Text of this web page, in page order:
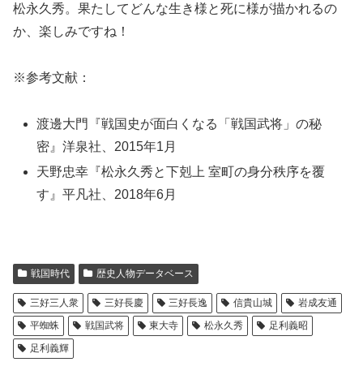
松永久秀。果たしてどんな生き様と死に様が描かれるの
か、楽しみですね！
※参考文献：
渡邊大門『戦国史が面白くなる「戦国武将」の秘
密』洋泉社、2015年1月
天野忠幸『松永久秀と下剋上 室町の身分秩序を覆
す』平凡社、2018年6月
戦国時代 歴史人物データベース
三好三人衆 三好長慶 三好長逸 信貴山城
岩成友通
平蜘蛛
戦国武将 東大寺 松永久秀
足利義昭
足利義輝